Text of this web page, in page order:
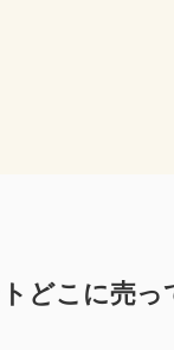
どこに売っ